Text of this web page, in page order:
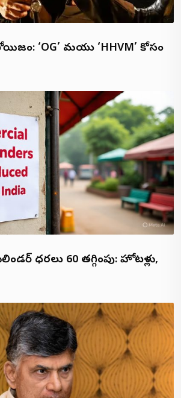
‘OG’ మరియు ‘HHVM’ కోసం
ధరలు ₹60 తగ్గింపు: హోటళ్లు,